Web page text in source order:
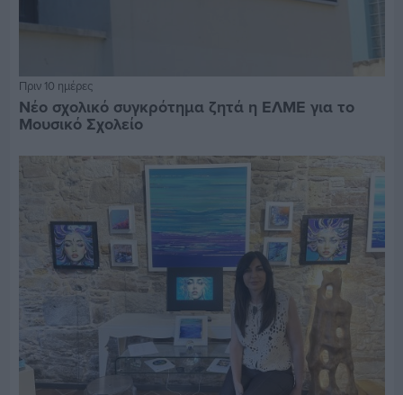
Πριν 10 ημέρες
Νέο σχολικό συγκρότημα ζητά η ΕΛΜΕ για το
Μουσικό Σχολείο